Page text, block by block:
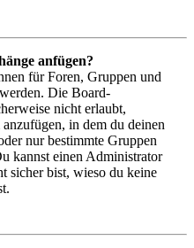
anfügen?
für Foren, Gruppen und
Die Board-
nicht erlaubt,
in dem du deinen
nur bestimmte Gruppen
kannst einen Administrator
sicher bist, wieso du keine